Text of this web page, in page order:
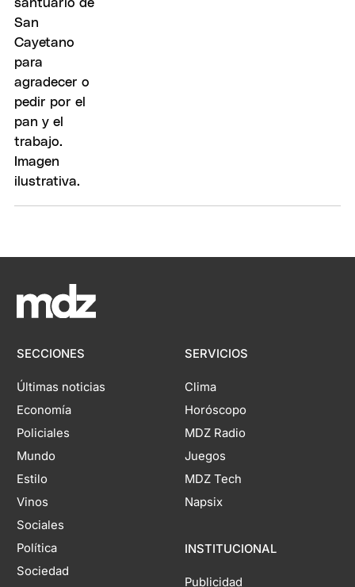
SECCIONES
Últimas noticias
Economía
Policiales
Mundo
Estilo
Vinos
Sociales
Política
Sociedad
SERVICIOS
Clima
Horóscopo
MDZ Radio
Juegos
MDZ Tech
Napsix
INSTITUCIONAL
Publicidad